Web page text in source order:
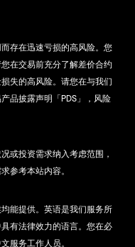
存在迅速亏损的高风险。您
在交易前充分了解差价合约
失的高风险。请您在与我们
品披露声明「PDS」，风险
或投资需求纳入考虑范围，
参考本站内容。
能提供。英语是我们服务所
有法律效力的语言。您在必
服务工作人员。